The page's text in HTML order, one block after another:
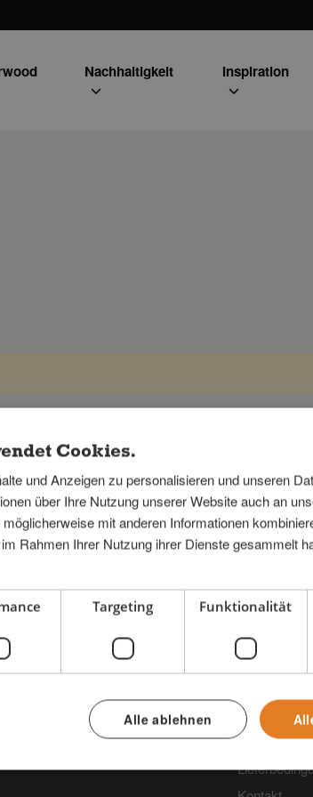
Nachhaltigkeit Inspiration
Lass dich inspirieren
Selbst gestalten
Referenzen
Technischer
Fragen und
Händler
Cookies.
und Anzeigen zu personalisieren und unseren
über Ihre Nutzung unserer Website auch an
mit anderen Informationen
Rahmen Ihrer Nutzung ihrer Dienste gesammelt
Targeting Funktionalität
Alle ablehnen